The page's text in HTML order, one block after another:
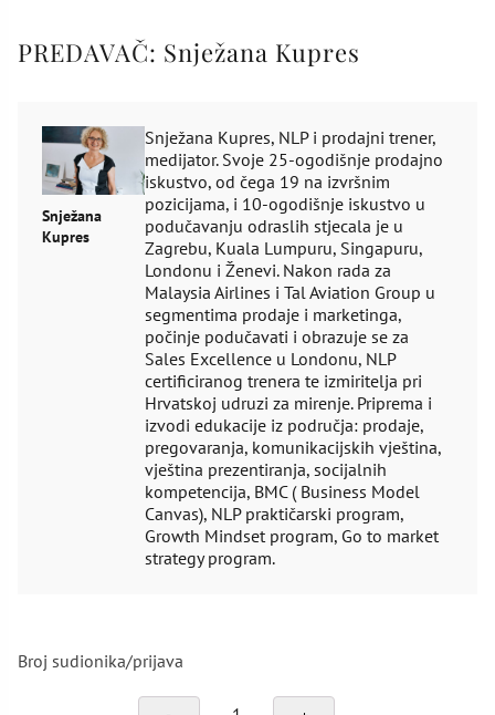
PREDAVAČ: Snježana Kupres
Snježana
Kupres
Snježana Kupres, NLP i prodajni trener,
medijator. Svoje 25-ogodišnje prodajno
iskustvo, od čega 19 na izvršnim
pozicijama, i 10-ogodišnje iskustvo u
podučavanju odraslih stjecala je u
Zagrebu, Kuala Lumpuru, Singapuru,
Londonu i Ženevi. Nakon rada za
Malaysia Airlines i Tal Aviation Group u
segmentima prodaje i marketinga,
počinje podučavati i obrazuje se za
Sales Excellence u Londonu, NLP
certificiranog trenera te izmiritelja pri
Hrvatskoj udruzi za mirenje. Priprema i
izvodi edukacije iz područja: prodaje,
pregovaranja, komunikacijskih vještina,
vještina prezentiranja, socijalnih
kompetencija, BMC ( Business Model
Canvas), NLP praktičarski program,
Growth Mindset program, Go to market
strategy program.
Broj sudionika/prijava